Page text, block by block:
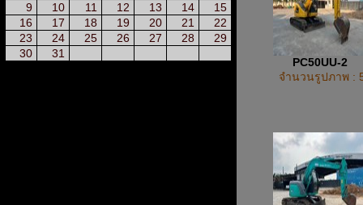
9
10 11 12 13 14
15
16
17 18 19 20 21
22
23
24 25 26 27 28
29
30
31
PC50UU-2
จำนวนรูปภาพ :